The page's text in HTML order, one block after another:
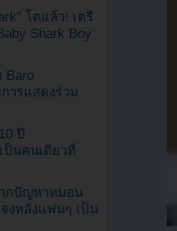
โตแล้ว! เตรี
Shark Boy
Baro
ารแสดงร่วม
ปี
ป็นคนเดียวที่
ากปัญหาหมอน
งหลังแฟนๆ เป็น